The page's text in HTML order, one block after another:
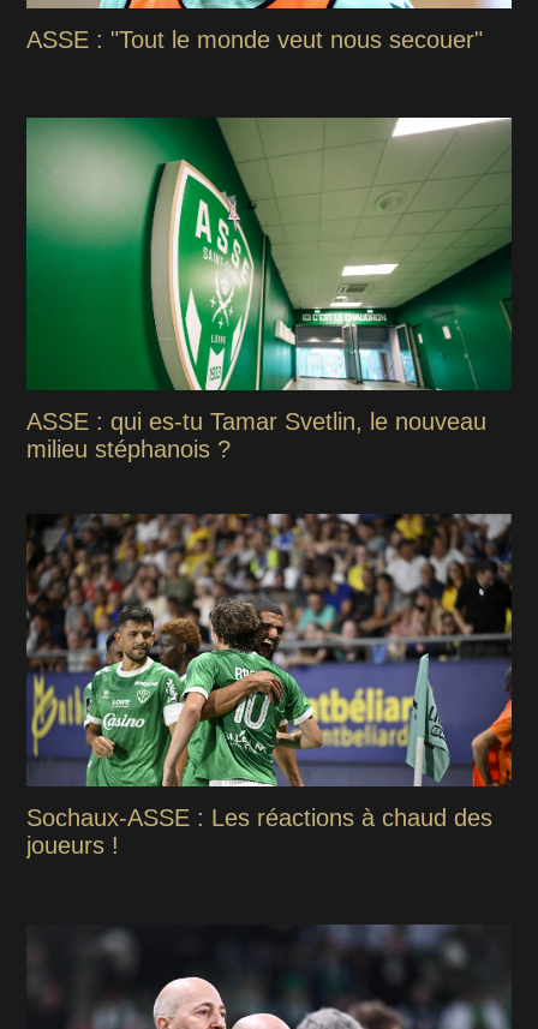
ASSE : "Tout le monde veut nous secouer"
ASSE : qui es-tu Tamar Svetlin, le nouveau
milieu stéphanois ?
Sochaux-ASSE : Les réactions à chaud des
joueurs !